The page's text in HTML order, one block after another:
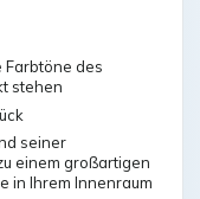
Farbtöne des
stehen
seiner
einem großartigen
in Ihrem Innenraum